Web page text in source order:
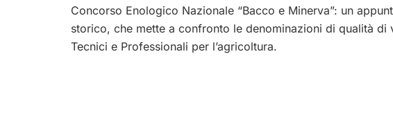
Concorso Enologico Nazionale “Bacco e Minerva”: un
storico, che mette a confronto le denominazioni di qualità
Tecnici e Professionali per l’agricoltura.